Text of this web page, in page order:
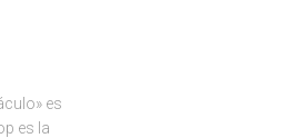
es
es la